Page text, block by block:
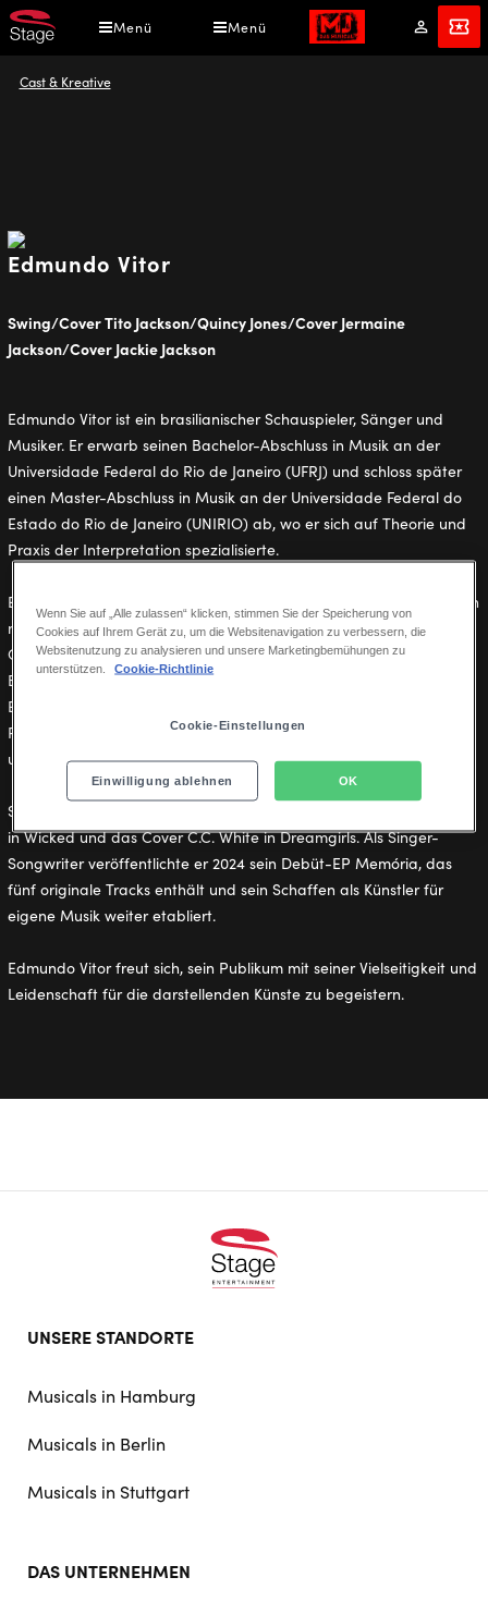
Direkt
zum
Menü Menü
Mein
Konto
Tickets
Pfadnavigation
Cast & Kreative
Edmundo Vitor
Swing/Cover Tito Jackson/Quincy Jones/Cover Jermaine
Jackson/Cover Jackie Jackson
Edmundo Vitor ist ein brasilianischer Schauspieler, Sänger und
Musiker. Er erwarb seinen Bachelor-Abschluss in Musik an der
Universidade Federal do Rio de Janeiro (UFRJ) und schloss später
einen Master-Abschluss in Musik an der Universidade Federal do
Estado do Rio de Janeiro (UNIRIO) ab, wo er sich auf Theorie und
Praxis der Interpretation spezialisierte.
Edmundo hat in bedeutenden brasilianischen Musicalproduktionen
mitgewirkt, darunter Sweeney Todd (als Tobias Ragg), Textos
Cruéis Demais (in der Hauptrolle als Pedro) und Em Busca do
Balão Mágico (in der Hauptrolle als Fábio). Er war Teil des
Ensembles von Se Essa Lua Fosse Minha während seiner Saison in
Rio de Janeiro und trat später in den Produktionen von Beetlejuice
und Clara Nunes, a Tal Guerreira in São Paulo auf.
Seine jüngsten Engagements umfassen die Rolle des Cover Fiyero
in Wicked und das Cover C.C. White in Dreamgirls. Als Singer-
Songwriter veröffentlichte er 2024 sein Debüt-EP Memória, das
fünf originale Tracks enthält und sein Schaffen als Künstler für
eigene Musik weiter etabliert.
Edmundo Vitor freut sich, sein Publikum mit seiner Vielseitigkeit und
Leidenschaft für die darstellenden Künste zu begeistern.
UNSERE STANDORTE
Musicals in Hamburg
Musicals in Berlin
Musicals in Stuttgart
DAS UNTERNEHMEN
Wenn Sie auf „Alle zulassen“ klicken, stimmen Sie der Speicherung von
Cookies auf Ihrem Gerät zu, um die Websitenavigation zu verbessern, die
Websitenutzung zu analysieren und unsere Marketingbemühungen zu
unterstützen.
Cookie-Richtlinie
Cookie-Einstellungen
Einwilligung ablehnen OK